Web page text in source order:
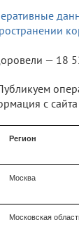
— 18
с сайта
Регион
Москва
Московская